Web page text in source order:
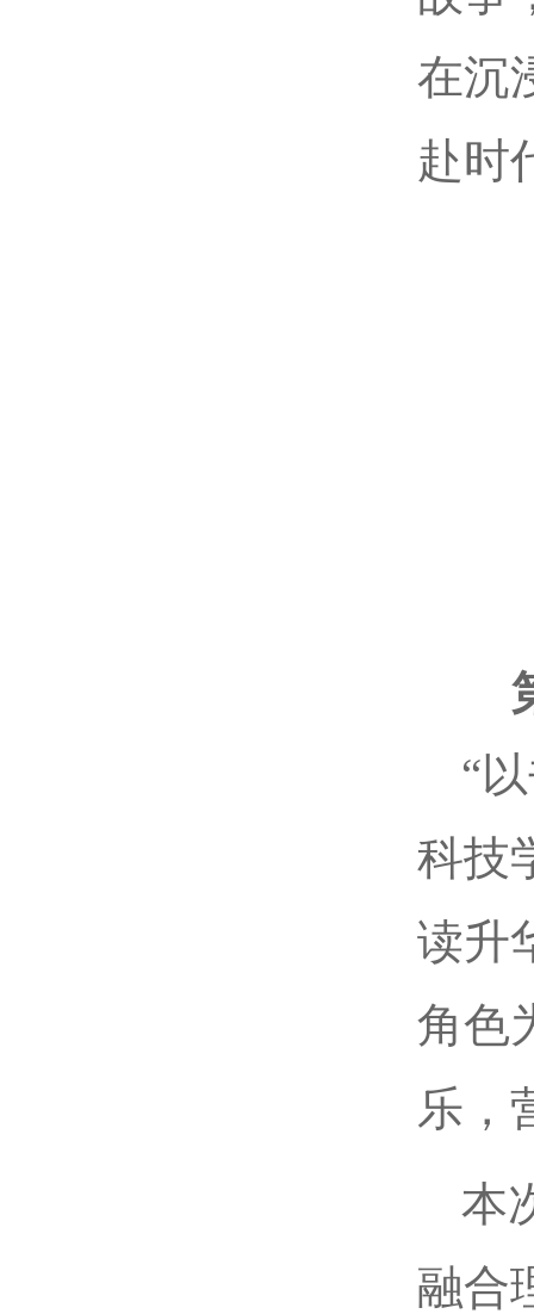
在沉
赴时
“
科技
读升
角色
乐，
本
融合